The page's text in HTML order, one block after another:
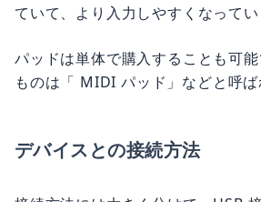
ていて、より入力しやすくなってい
パッドは単体で購入することも可
ものは「 MIDI パッド」などと呼ば
デバイスとの接続方法